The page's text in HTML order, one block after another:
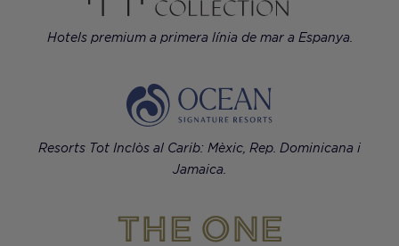
Hotels premium a primera línia de mar a Espanya.
Resorts Tot Inclòs al Carib: Mèxic, Rep. Dominicana i
Jamaica.